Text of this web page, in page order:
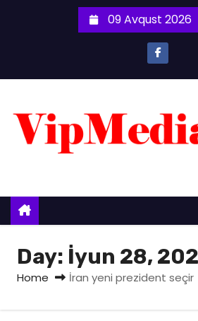
n
09 Avqust 2026
Day: İyun 28,
Home İran yeni prezident seçir